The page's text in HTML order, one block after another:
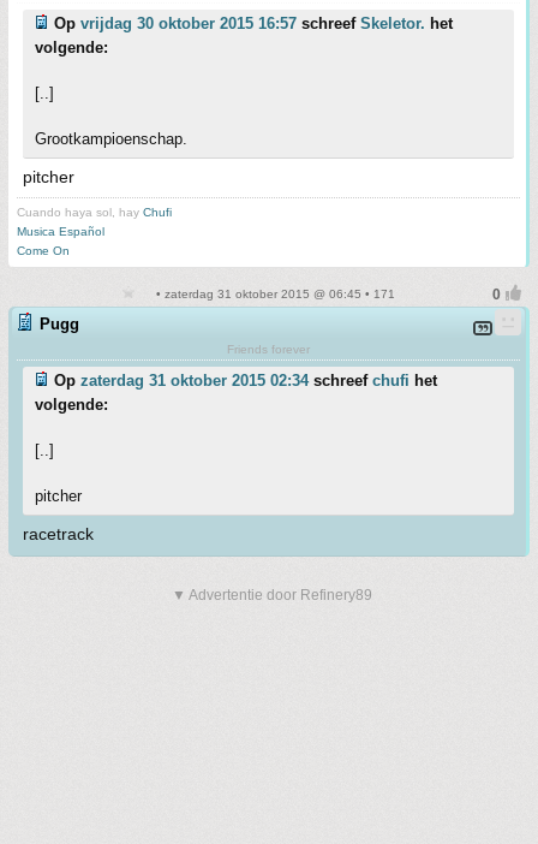
Op vrijdag 30 oktober 2015 16:57 schreef Skeletor. het
volgende:
[..]
Grootkampioenschap.
pitcher
Cuando haya sol, hay Chufi
Musica Español
Come On
• zaterdag 31 oktober 2015 @ 06:45 • 171
Pugg
Friends forever
Op zaterdag 31 oktober 2015 02:34schreef chufi het
volgende:
[..]
pitcher
racetrack
▼ Advertentie door Refinery89